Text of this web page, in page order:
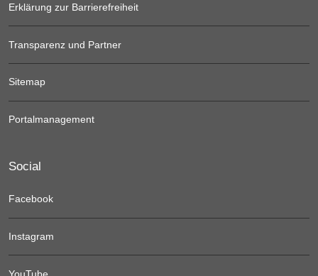
Erklärung zur Barrierefreiheit
Transparenz und Partner
Sitemap
Portalmanagement
Social
Facebook
Instagram